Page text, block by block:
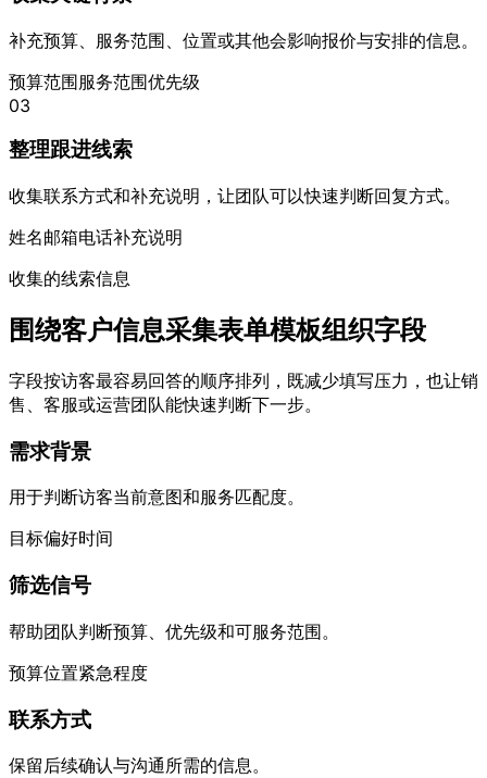
补充预算、服务范围、位置或其他会影响报价与安排的信息。
预算范围服务范围优先级
03
整理跟进线索
收集联系方式和补充说明，让团队可以快速判断回复方式。
姓名邮箱电话补充说明
收集的线索信息
围绕客户信息采集表单模板组织字段
字段按访客最容易回答的顺序排列，既减少填写压力，也让销
售、客服或运营团队能快速判断下一步。
需求背景
用于判断访客当前意图和服务匹配度。
目标偏好时间
筛选信号
帮助团队判断预算、优先级和可服务范围。
预算位置紧急程度
联系方式
保留后续确认与沟通所需的信息。